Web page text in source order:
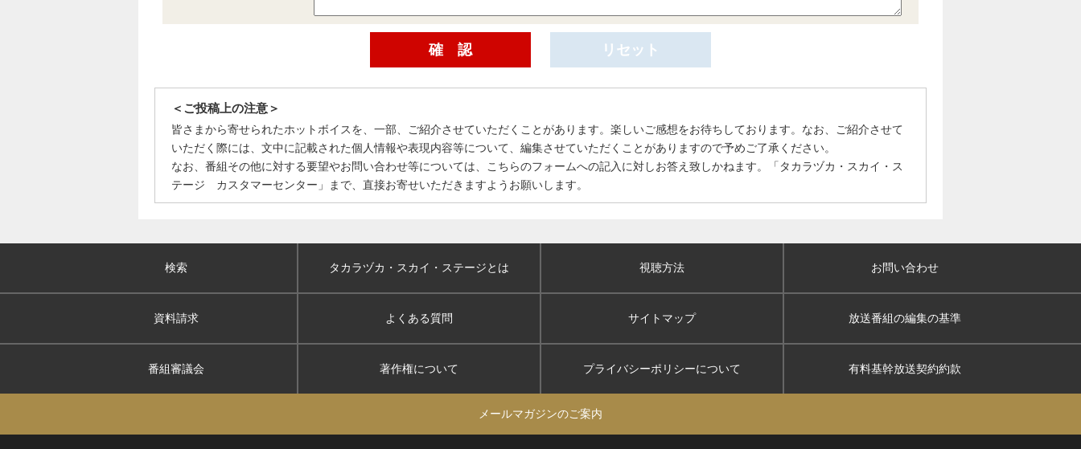
＜ご投稿上の注意＞
皆さまから寄せられたホットボイスを、一部、ご紹介させていただくことがあります。楽しいご感想をお待ちしております。なお、ご紹介させて
いただく際には、文中に記載された個人情報や表現内容等について、編集させていただくことがありますので予めご了承ください。
なお、番組その他に対する要望やお問い合わせ等については、こちらのフォームへの記入に対しお答え致しかねます。「タカラヅカ・スカイ・ス
テージ カスタマーセンター」まで、直接お寄せいただきますようお願いします。
検索 タカラヅカ・スカイ ・ステージとは 視聴方法 お問い合わせ
資料請求 よくある質問 サイトマップ 放送番組の編集の基準
番組審議会 著作権について プライバシーポリシーについて 有料基幹放送契約約款
メールマガジンのご案内